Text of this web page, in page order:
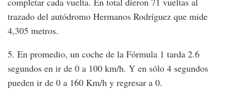
trazado del autódromo Hermanos Rodríguez que mide
4,305 metros.
5. En promedio, un coche de la Fórmula 1 tarda 2.6
segundos en ir de 0 a 100 km/h. Y en sólo 4 segundos
pueden ir de 0 a 160 Km/h y regresar a 0.